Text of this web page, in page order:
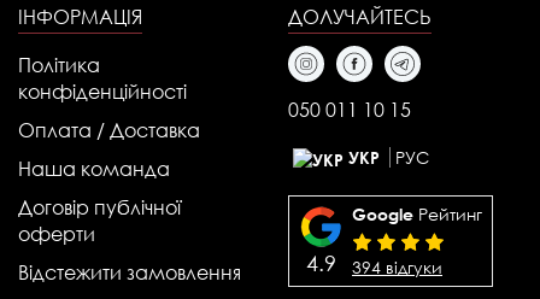
ІНФОРМАЦІЯ
Політика
конфіденційності
Оплата / Доставка
Наша команда
Договір публічної
оферти
Відстежити замовлення
ДОЛУЧАЙТЕСЬ
050 011 10 15
УКР РУС
4.9
Google Рейтинг
394 відгуки